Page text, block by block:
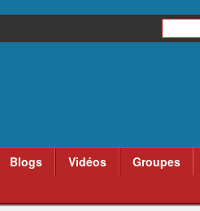
Blogs Vidéos
Groupes